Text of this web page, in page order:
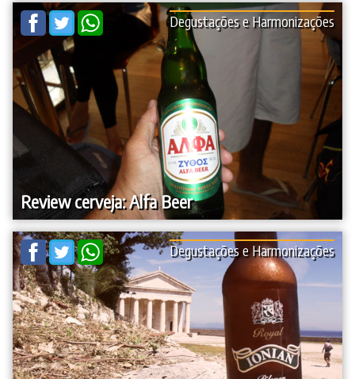
Review cerveja: Alfa Beer
Degustações e Harmonizações
Degustações e Harmonizações